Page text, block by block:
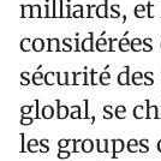
milliards, et
sécurité
global, se
les groupes